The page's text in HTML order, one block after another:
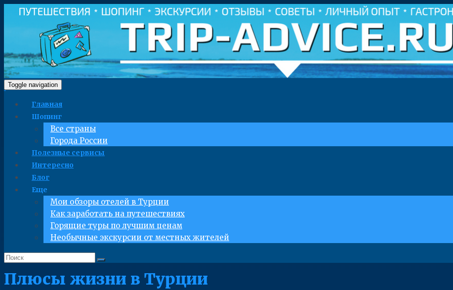
Toggle navigation
Главная
Шопинг
Все страны
Города России
Полезные сервисы
Интересно
Блог
Еще
Мои обзоры отелей в Турции
Как заработать на путешествиях
Горящие туры по лучшим ценам
Необычные экскурсии от местных жителей
Плюсы жизни в Турции